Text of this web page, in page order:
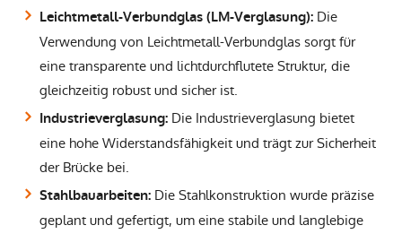
Leichtmetall-Verbundglas (LM-Verglasung): Die
Verwendung von Leichtmetall-Verbundglas sorgt für
eine transparente und lichtdurchflutete Struktur, die
gleichzeitig robust und sicher ist.
Industrieverglasung: Die Industrieverglasung bietet
eine hohe Widerstandsfähigkeit und trägt zur Sicherheit
der Brücke bei.
Stahlbauarbeiten: Die Stahlkonstruktion wurde präzise
geplant und gefertigt, um eine stabile und langlebige